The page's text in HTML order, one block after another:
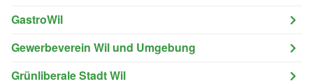
GastroWil
Gewerbeverein Wil und Umgebung
Grünliberale Stadt Wil